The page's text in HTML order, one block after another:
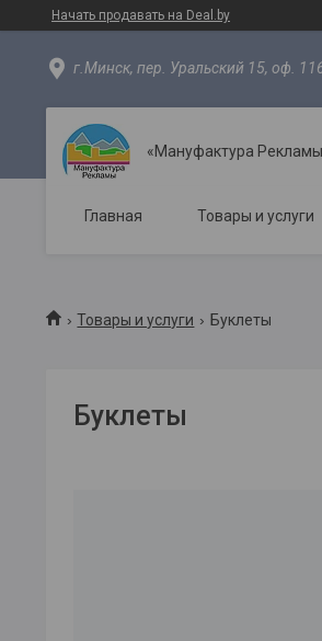
Начать продавать на Deal.by
г.Минск, пер. Уральский 15, оф.
«Мануфактура
Главная Товары и услуги
Товары и услуги Буклеты
Буклеты